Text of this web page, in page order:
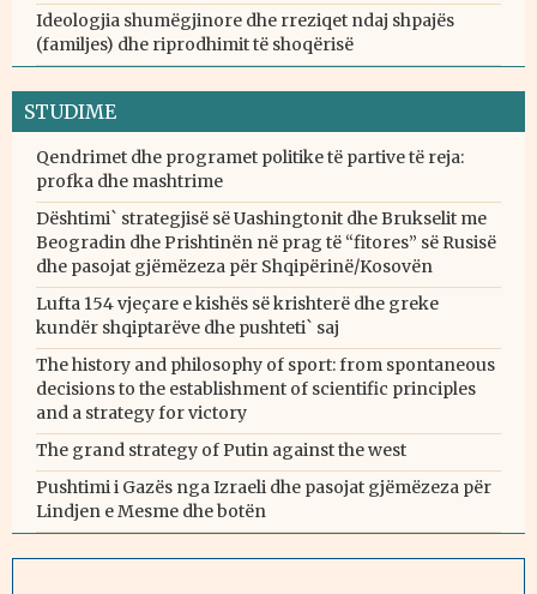
Ideologjia shumëgjinore dhe rreziqet ndaj shpajës
(familjes) dhe riprodhimit të shoqërisë
STUDIME
Qendrimet dhe programet politike të partive të reja:
profka dhe mashtrime
Dështimi` strategjisë së Uashingtonit dhe Brukselit me
Beogradin dhe Prishtinën në prag të “fitores” së Rusisë
dhe pasojat gjëmëzeza për Shqipërinë/Kosovën
Lufta 154 vjeçare e kishës së krishterë dhe greke
kundër shqiptarëve dhe pushteti` saj
The history and philosophy of sport: from spontaneous
decisions to the establishment of scientific principles
and a strategy for victory
The grand strategy of Putin against the west
Pushtimi i Gazës nga Izraeli dhe pasojat gjëmëzeza për
Lindjen e Mesme dhe botën